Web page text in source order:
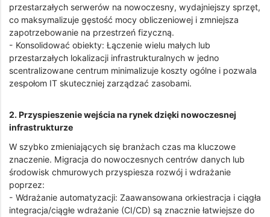
przestarzałych serwerów na nowoczesny, wydajniejszy sprzęt,
co maksymalizuje gęstość mocy obliczeniowej i zmniejsza
zapotrzebowanie na przestrzeń fizyczną.
- Konsolidować obiekty: Łączenie wielu małych lub
przestarzałych lokalizacji infrastrukturalnych w jedno
scentralizowane centrum minimalizuje koszty ogólne i pozwala
zespołom IT skuteczniej zarządzać zasobami.
2. Przyspieszenie wejścia na rynek dzięki nowoczesnej
infrastrukturze
W szybko zmieniających się branżach czas ma kluczowe
znaczenie. Migracja do nowoczesnych centrów danych lub
środowisk chmurowych przyspiesza rozwój i wdrażanie
poprzez:
- Wdrażanie automatyzacji: Zaawansowana orkiestracja i ciągła
integracja/ciągłe wdrażanie (CI/CD) są znacznie łatwiejsze do